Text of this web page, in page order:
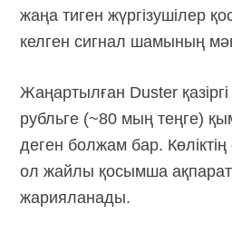
жаңа тиген жүргізушілер
келген сигнал шамының
Жаңартылған Duster
рубльге (~80 мың теңге)
деген болжам бар.
ол жайлы қосымша
жарияланады.